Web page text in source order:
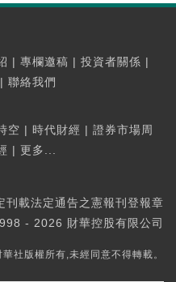
| 專欄邀稿 | 投資者關係 |
| 聯絡我們
空 | 時代財經 | 證券市場周
| 更多...
刊載法定通告之憲報刊登報章
- 2026 財華控股有限公司
華社版權所有,未經同意不得轉載。